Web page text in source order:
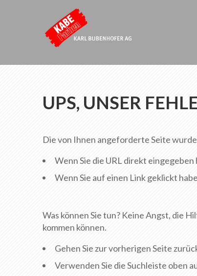
UPS, UNSER
Die von Ihnen angeforderte Seite
Wenn Sie die URL direkt
Wenn Sie auf einen Link geklickt
Was können Sie tun? Keine Angst, die
kommen können.
Gehen Sie zur vorherigen Seite
Verwenden Sie die Suchleiste oben